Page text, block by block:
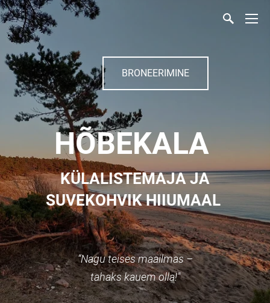
BRONEERIMINE
HÕBEKALA
KÜLALISTEMAJA JA
SUVEKOHVIK HIIUMAAL
“Nagu teises maailmas –
tahaks kauem olla!"